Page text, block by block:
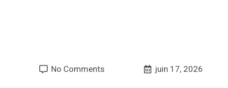
No Comments juin 17, 2026